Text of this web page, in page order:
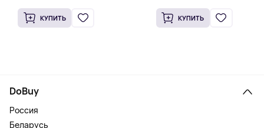
КУПИТЬ КУПИТЬ
DoBuy
Россия
Беларусь